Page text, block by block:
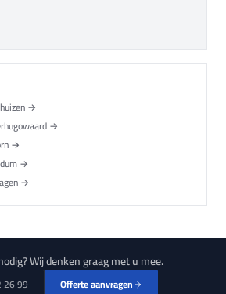
→
→
→
→
→
Wij denken graag met u mee.
99 Offerte aanvragen